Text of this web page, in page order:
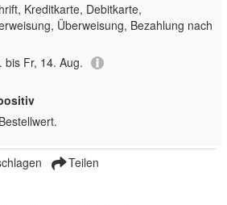
Kreditkarte, Debitkarte,
Überweisung, Bezahlung nach
bis Fr, 14. Aug.
Bestellwert.
Teilen